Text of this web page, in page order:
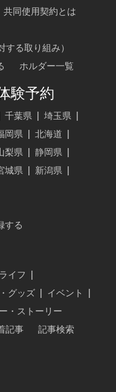
共同使用契約とは
する取り組み）
ホルダー一覧
験予約
千葉県 埼玉県
岡県 北海道
梨県 静岡県
城県 新潟県
する
イフ
グッズ イベント
・ストーリー
記事
記事検索